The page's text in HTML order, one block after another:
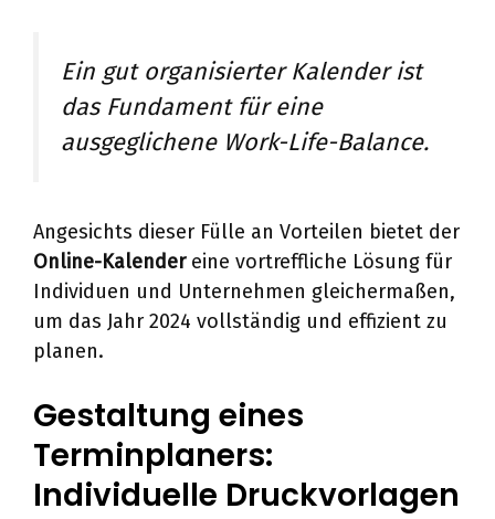
Ein gut organisierter Kalender ist
das Fundament für eine
ausgeglichene Work-Life-Balance.
Angesichts dieser Fülle an Vorteilen bietet der
Online-Kalendereine vortreffliche Lösung für
Individuen und Unternehmen gleichermaßen,
um das Jahr 2024 vollständig und effizient zu
planen.
Gestaltung eines
Terminplaners:
Individuelle Druckvorlagen